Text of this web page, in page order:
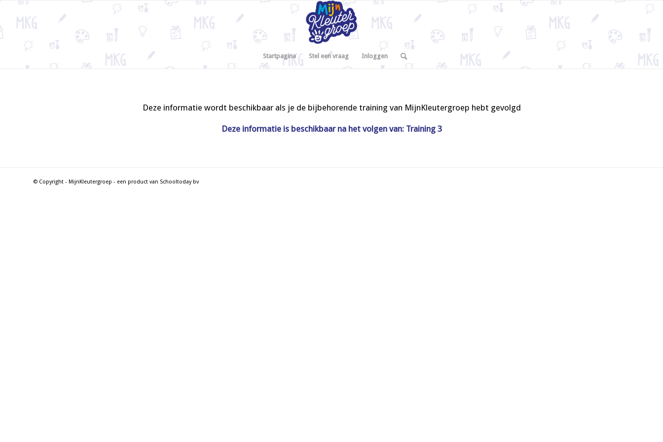
Startpagina Stel een vraag Inloggen
Deze informatie wordt beschikbaar als je de bijbehorende training van MijnKleutergroep hebt gevolgd
Deze informatie is beschikbaar na het volgen van: Training 3
© Copyright - MijnKleutergroep - een product van Schooltoday bv